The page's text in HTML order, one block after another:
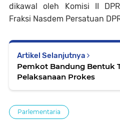
dikawal oleh Komisi II
Fraksi Nasdem Persatuan
Artikel Selanjutnya
Pemkot Bandung Bentuk
Pelaksanaan Prokes
Parlementaria